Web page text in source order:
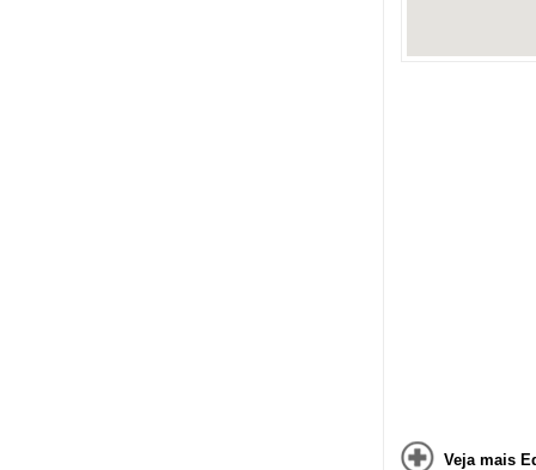
Veja mais